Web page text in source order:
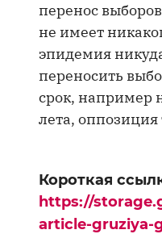
перенос
не имеет
эпидемия
переносить
срок, например
лета, оппозиция
Короткая
https://
article-gruziya-